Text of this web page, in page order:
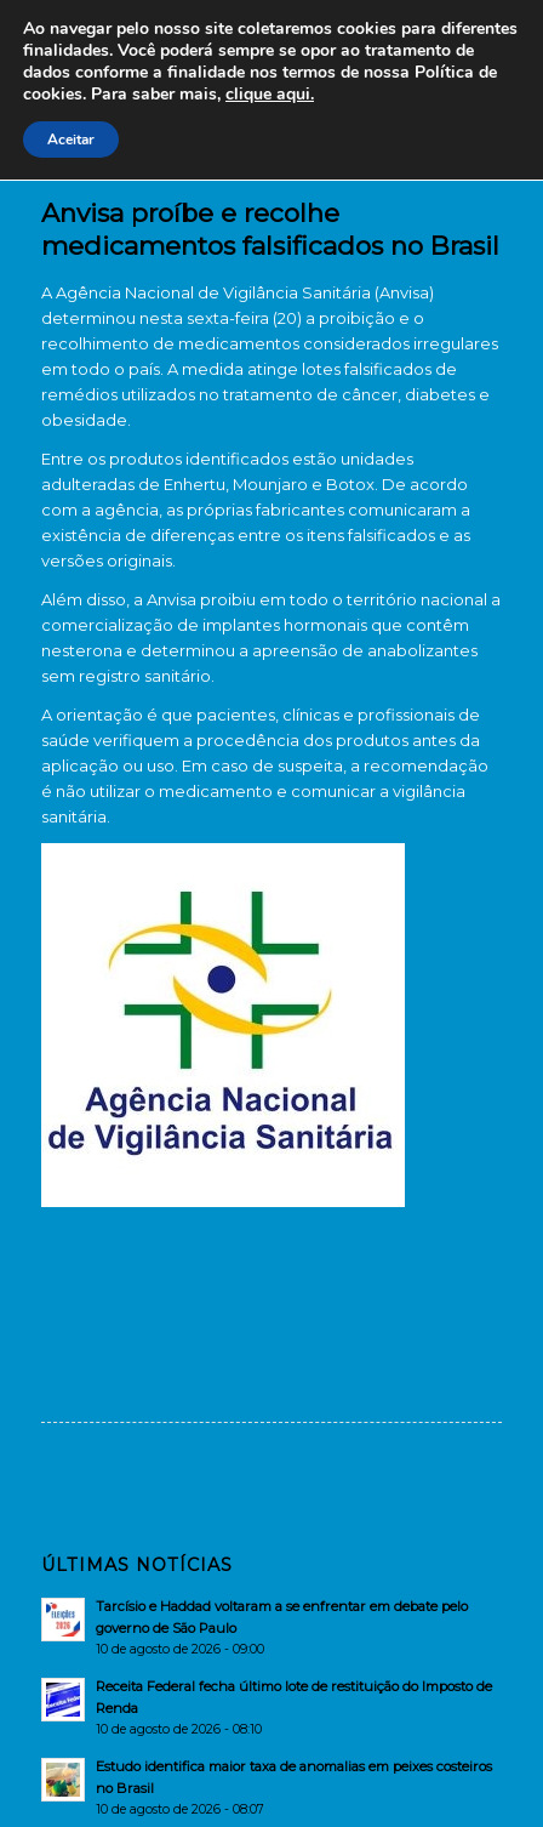
Anvisa proíbe e recolhe
medicamentos falsificados no Brasil
AAgência Nacional de Vigilância Sanitária (Anvisa)
determinou nesta sexta-feira (20) a proibição e o
recolhimento de medicamentos considerados irregulares
em todo o país. A medida atinge lotes falsificados de
remédios utilizados no tratamento de câncer, diabetes e
obesidade.
Entre os produtos identificados estão unidades
adulteradas de Enhertu, Mounjaro e Botox. De acordo
com a agência, as próprias fabricantes comunicaram a
existência de diferenças entre os itens falsificados e as
versões originais.
Além disso, a Anvisa proibiu em todo o território nacional a
comercialização de implantes hormonais que contêm
nesterona e determinou a apreensão de anabolizantes
sem registro sanitário.
A orientação é que pacientes, clínicas e profissionais de
saúde verifiquem a procedência dos produtos antes da
aplicação ou uso. Em caso de suspeita, a recomendação
é não utilizar o medicamento e comunicar a vigilância
sanitária.
ÚLTIMAS NOTÍCIAS
Tarcísio e Haddad voltaram a se enfrentar em debate pelo
governo de São Paulo
10 de agosto de 2026 - 09:00
Receita Federal fecha último lote de restituição do Imposto de
Renda
10 de agosto de 2026 - 08:10
Estudo identifica maior taxa de anomalias em peixes costeiros
no Brasil
10 de agosto de 2026 - 08:07
Ao navegar pelo nosso site coletaremos cookies para diferentes
finalidades. Você poderá sempre se opor ao tratamento de
dados conforme a finalidade nos termos de nossa Política de
cookies. Para saber mais, clique aqui.
Aceitar